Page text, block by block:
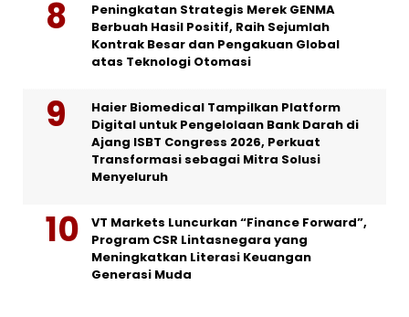
Peningkatan Strategis Merek GENMA
Berbuah Hasil Positif, Raih Sejumlah
Kontrak Besar dan Pengakuan Global
atas Teknologi Otomasi
Haier Biomedical Tampilkan Platform
Digital untuk Pengelolaan Bank Darah di
Ajang ISBT Congress 2026, Perkuat
Transformasi sebagai Mitra Solusi
Menyeluruh
VT Markets Luncurkan “Finance Forward”,
Program CSR Lintasnegara yang
Meningkatkan Literasi Keuangan
Generasi Muda